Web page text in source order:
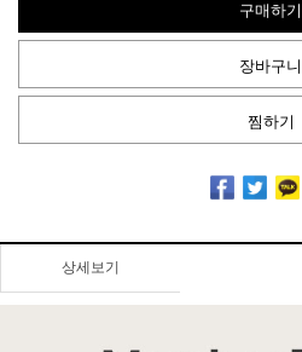
구매하기
장바구니
찜하기
상세보기